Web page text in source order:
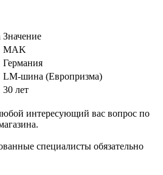
Значение
MAK
Германия
LM-шина (Европризма)
30 лет
интересующий вас вопрос по
специалисты обязательно